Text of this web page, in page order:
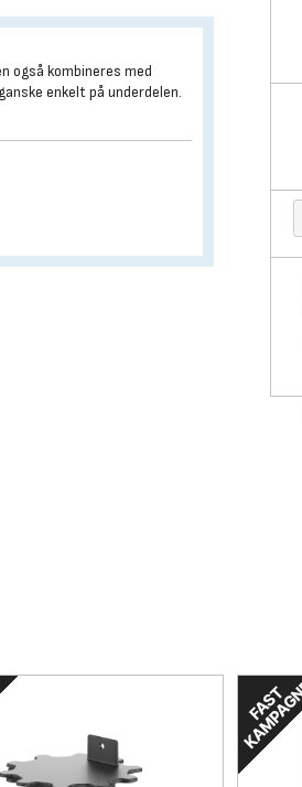
også kombineres med
enkelt på underdelen.